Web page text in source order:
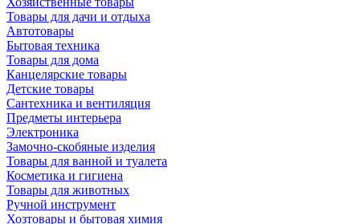
Товары для дачи и отдыха
Автотовары
Бытовая техника
Товары для дома
Канцелярские товары
Детские товары
Сантехника и вентиляция
Предметы интерьера
Электроника
Замочно-скобяные изделия
Товары для ванной и туалета
Косметика и гигиена
Товары для животных
Ручной инструмент
Хозтовары и бытовая химия